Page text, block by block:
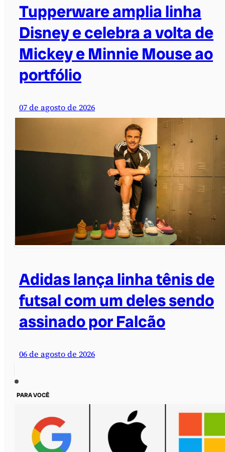
Tupperware amplia linha
Disney e celebra a volta de
Mickey e Minnie Mouse ao
portfólio
07 de agosto de 2026
Adidas lança linha tênis de
futsal com um deles sendo
assinado por Falcão
06 de agosto de 2026
PARA VOCÊ